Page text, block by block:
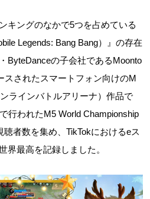
キングのなかで5つを占めている
Legends: Bang Bang）』の存在
ByteDanceの子会社であるMoonto
スされたスマートフォン向けのM
ラインバトルアリーナ）作品で
行われたM5 World Championship
者数を集め、TikTokにおけるeス
界最高を記録しました。